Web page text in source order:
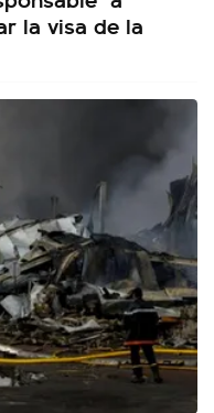
la visa de la